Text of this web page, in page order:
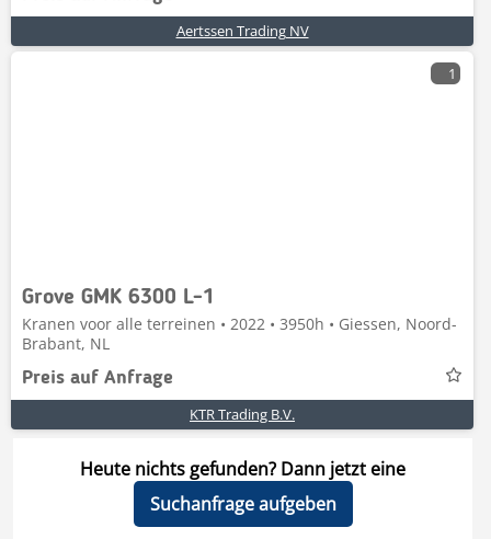
Aertssen Trading NV
1
Grove GMK 6300 L-1
Kranen voor alle terreinen • 2022 • 3950h • Giessen, Noord-
Brabant, NL
Preis auf Anfrage
KTR Trading B.V.
Heute nichts gefunden? Dann jetzt eine
Suchanfrage aufgeben